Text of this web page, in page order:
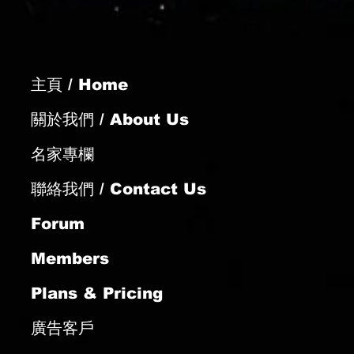
試準求補中
主頁 / Home
關於我們 / About Us
名家專欄
聯絡我們 / Contact Us
Forum
Members
Plans & Pricing
廣告客戶